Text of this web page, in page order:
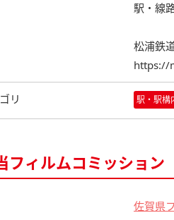
駅・線
松浦鉄
https://
リ 駅・駅構
フィルムコミッション
佐賀県